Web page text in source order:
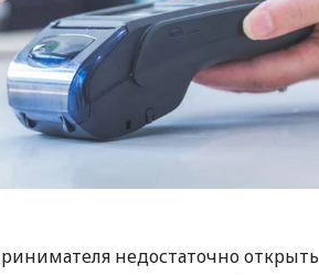
недостаточно открыть